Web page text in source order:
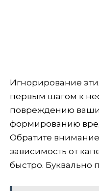
Игнорирование
первым шагом к
повреждению
формированию
Обратите
зависимость от
быстро. Буквально